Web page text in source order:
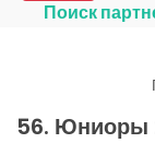
Поиск
56. Юниоры